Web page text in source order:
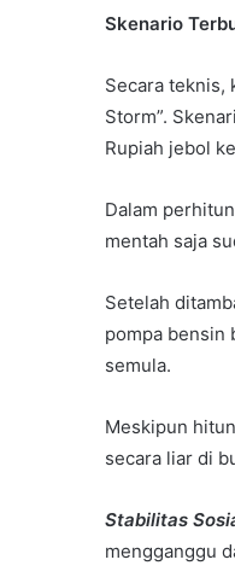
Skenario
Secara teknis,
Storm”.
Rupiah jebol
Dalam
mentah saja
Setelah
pompa bensin
semula.
Meskipun
secara liar di
Stabilitas
mengganggu